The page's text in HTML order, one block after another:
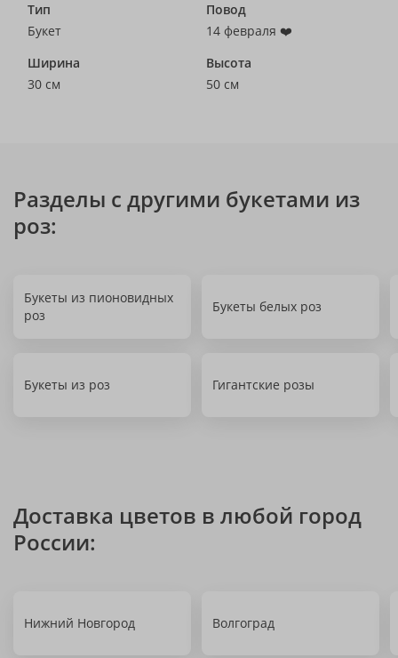
Тип
Букет
Повод
14 февраля ❤️
Ширина
30 см
Высота
50 см
Разделы с другими букетами из
роз:
Букеты из пионовидных
роз
Букеты белых роз
Букеты из роз Гигантские розы
Доставка цветов в любой город
России:
Нижний Новгород Волгоград